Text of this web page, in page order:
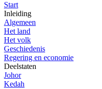
Start
Inleiding
Algemeen
Het land
Het volk
Geschiedenis
Regering en economie
Deelstaten
Johor
Kedah